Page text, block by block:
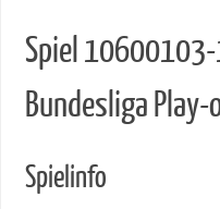
Spiel
Bundesliga
Spielinfo